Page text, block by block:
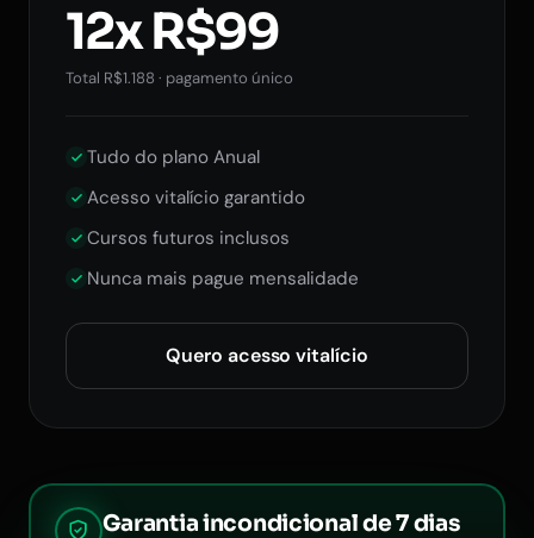
12x R$99
Total R$1.188 · pagamento único
Tudo do plano Anual
Acesso vitalício garantido
Cursos futuros inclusos
Nunca mais pague mensalidade
Quero acesso vitalício
Garantia incondicional de 7 dias